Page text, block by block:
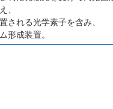
、
される光学素子を含み、
形成装置。